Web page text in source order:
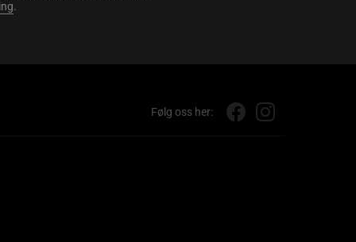
.
Følg oss her: